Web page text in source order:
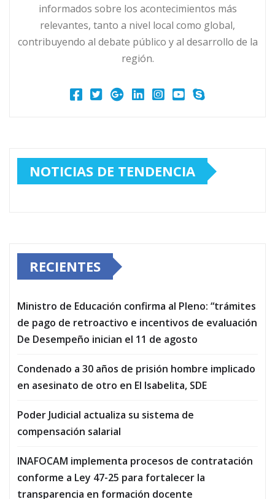
informados sobre los acontecimientos más
relevantes, tanto a nivel local como global,
contribuyendo al debate público y al desarrollo de la
región.
NOTICIAS DE TENDENCIA
RECIENTES
Ministro de Educación confirma al Pleno: “trámites
de pago de retroactivo e incentivos de evaluación
De Desempeño inician el 11 de agosto
Condenado a 30 años de prisión hombre implicado
en asesinato de otro en El Isabelita, SDE
Poder Judicial actualiza su sistema de
compensación salarial
INAFOCAM implementa procesos de contratación
conforme a Ley 47-25 para fortalecer la
transparencia en formación docente